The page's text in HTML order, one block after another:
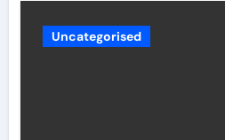
Uncategorised